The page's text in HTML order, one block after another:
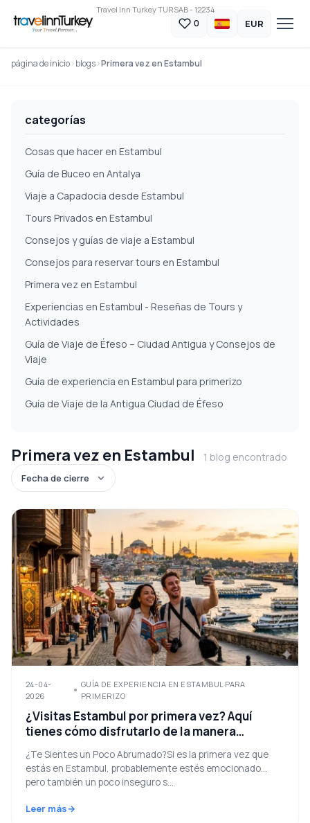
Travel Inn Turkey TURSAB - 12234
0 EUR
página de inicio blogs Primera vez en Estambul
categorías
Cosas que hacer en Estambul
Guía de Buceo en Antalya
Viaje a Capadocia desde Estambul
Tours Privados en Estambul
Consejos y guías de viaje a Estambul
Consejos para reservar tours en Estambul
Primera vez en Estambul
Experiencias en Estambul - Reseñas de Tours y
Actividades
Guía de Viaje de Éfeso – Ciudad Antigua y Consejos de
Viaje
Guía de experiencia en Estambul para primerizo
Guía de Viaje de la Antigua Ciudad de Éfeso
Primera vez en Estambul 1 blog encontrado
24-04-
2026
GUÍA DE EXPERIENCIA EN ESTAMBUL PARA
PRIMERIZO
¿Visitas Estambul por primera vez? Aquí
tienes cómo disfrutarlo de la manera
¿Te Sientes un Poco Abrumado?Si es la primera vez que
estás en Estambul, probablemente estés emocionado…
pero también un poco inseguro s...
Leer más